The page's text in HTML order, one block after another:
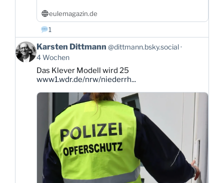
eulemagazin.de
1
Beitrag
von
Karsten
Dittmann
Bluesky
Karsten Dittmann @dittmann.bsky.social
4 Wochen
Das Klever Modell wird 25
www1.wdr.de/nrw/niederrh...